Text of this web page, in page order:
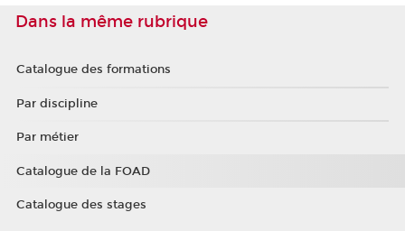
Dans la même rubrique
Catalogue des formations
Par discipline
Par métier
Catalogue de la FOAD
Catalogue des stages